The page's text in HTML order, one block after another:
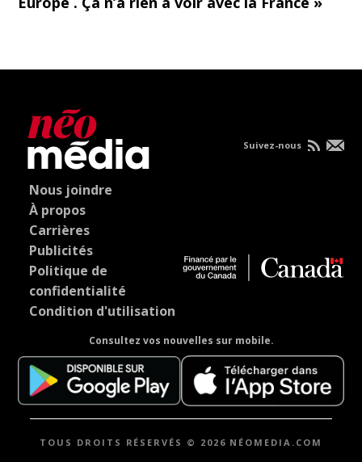
Nous joindre
À propos
Carrières
Publicités
Politique de
confidentialité
Condition d'utilisation
Consultez vos nouvelles sur mobile.
Suivez-nous
TOUS DROITS RÉSERVÉS © 2026 NÉOMEDIA.COM